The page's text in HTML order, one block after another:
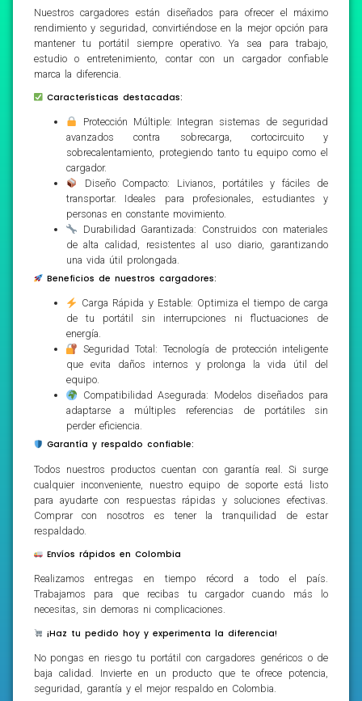
Nuestros cargadores están diseñados para ofrecer el máximo
rendimiento y seguridad, convirtiéndose en la mejor opción para
mantener tu portátil siempre operativo. Ya sea para trabajo,
estudio o entretenimiento, contar con un cargador confiable
marca la diferencia.
Características destacadas:
Protección Múltiple: Integran sistemas de seguridad
avanzados contra sobrecarga, cortocircuito y
sobrecalentamiento, protegiendo tanto tu equipo como el
cargador.
Diseño Compacto: Livianos, portátiles y fáciles de
transportar. Ideales para profesionales, estudiantes y
personas en constante movimiento.
Durabilidad Garantizada: Construidos con materiales
de alta calidad, resistentes al uso diario, garantizando
una vida útil prolongada.
Beneficios de nuestros cargadores:
Carga Rápida y Estable: Optimiza el tiempo de carga
de tu portátil sin interrupciones ni fluctuaciones de
energía.
Seguridad Total: Tecnología de protección inteligente
que evita daños internos y prolonga la vida útil del
equipo.
Compatibilidad Asegurada: Modelos diseñados para
adaptarse a múltiples referencias de portátiles sin
perder eficiencia.
Garantía y respaldo confiable:
Todos nuestros productos cuentan con garantía real. Si surge
cualquier inconveniente, nuestro equipo de soporte está listo
para ayudarte con respuestas rápidas y soluciones efectivas.
Comprar con nosotros es tener la tranquilidad de estar
respaldado.
Envíos rápidos en Colombia
Realizamos entregas en tiempo récord a todo el país.
Trabajamos para que recibas tu cargador cuando más lo
necesitas, sin demoras ni complicaciones.
¡Haz tu pedido hoy y experimenta la diferencia!
No pongas en riesgo tu portátil con cargadores genéricos o de
baja calidad. Invierte en un producto que te ofrece potencia,
seguridad, garantía y el mejor respaldo en Colombia.